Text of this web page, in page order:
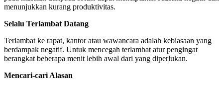
menunjukkan kurang produktivitas.
Selalu Terlambat Datang
Terlambat ke rapat, kantor atau wawancara adalah kebiasaan yang
berdampak negatif. Untuk mencegah terlambat atur pengingat
berangkat beberapa menit lebih awal dari yang diperlukan.
Mencari-cari Alasan